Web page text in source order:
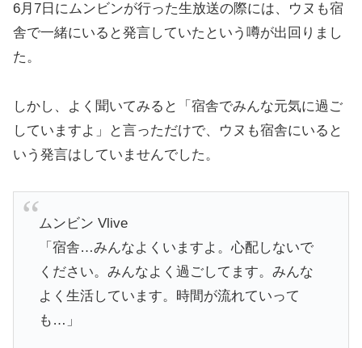
6月7日にムンビンが行った生放送の際には、ウヌも宿
舎で一緒にいると発言していたという噂が出回りまし
た。
しかし、よく聞いてみると「宿舎でみんな元気に過ご
していますよ」と言っただけで、ウヌも宿舎にいると
いう発言はしていませんでした。
ムンビン Vlive
「宿舎…みんなよくいますよ。心配しないで
ください。みんなよく過ごしてます。みんな
よく生活しています。時間が流れていって
も…」